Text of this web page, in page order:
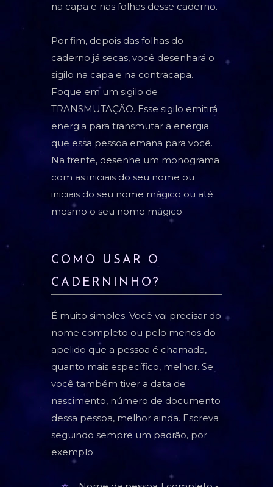
na capa e nas folhas desse caderno.
Por fim, depois das folhas do
caderno já secas, você desenhará o
sigilo na capa e na contracapa.
Foque em um sigilo de
TRANSMUTAÇÃO. Esse sigilo emitirá
energia para transmutar a energia
que essa pessoa emana para você.
Na frente, desenhe um monograma
com as iniciais do seu nome ou
iniciais do seu nome mágico ou até
mesmo o seu nome mágico.
COMO USAR O
CADERNINHO?
É muito simples. Você vai precisar do
nome completo ou pelo menos do
apelido que a pessoa é chamada,
quanto mais específico, melhor. Se
você também tiver a data de
nascimento, número de documento
dessa pessoa, melhor ainda. Escreva
seguindo sempre um padrão, por
exemplo: